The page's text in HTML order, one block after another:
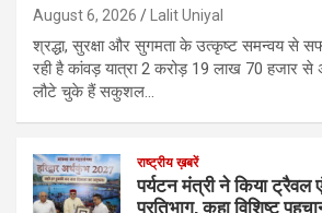
August 6, 2026 Lalit Uniyal
श्रद्धा, सुरक्षा और सुगमता के उत्कृष्ट समन्वय से
रही है कांवड़ यात्रा 2 करोड़ 19 लाख 70 हजार
लौटे चुके हैं सकुशल…
राष्ट्रीय ख़बरें
पर्यटन मंत्री ने किया ट्रैवल
प्रतिभाग, कहा विशिष्ट